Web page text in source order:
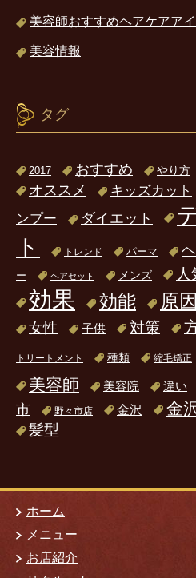
美容師おすすめヘアケアア
美容情報
タグ
2017 おすすめ やり方
オススメ キッズカット
ンプー
ダイエット
ト
トレンド パーマ
ー
ヘアセット メンズ 人
効果 効能 原因
女性 子供 対策
トリートメント 種類 縮毛矯正
美容師 美容院 違い
市
野々市店 金沢 金
髪型
ホーム
メニュー
お店紹介